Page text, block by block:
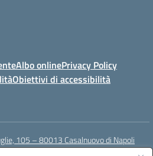
Albo onlinePrivacy Policy
Obiettivi di accessibilità
105 – 80013 Casalnuovo di Napoli